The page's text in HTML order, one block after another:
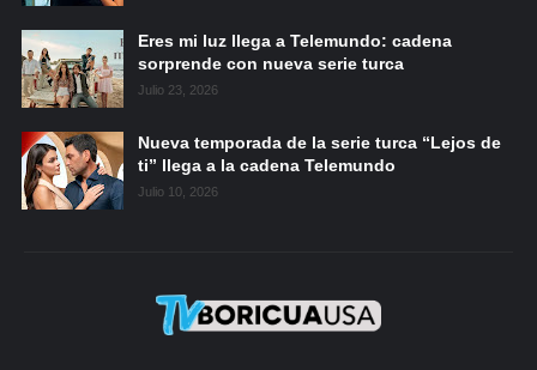
Eres mi luz llega a Telemundo: cadena
sorprende con nueva serie turca
Julio 23, 2026
Nueva temporada de la serie turca “Lejos de
ti” llega a la cadena Telemundo
Julio 10, 2026